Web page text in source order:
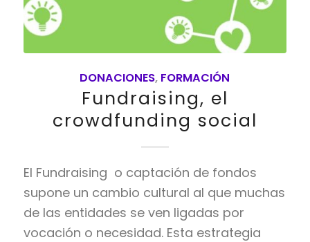
DONACIONES, FORMACIÓN
Fundraising, el
crowdfunding social
El Fundraising o captación de fondos
supone un cambio cultural al que muchas
de las entidades se ven ligadas por
vocación o necesidad. Esta estrategia